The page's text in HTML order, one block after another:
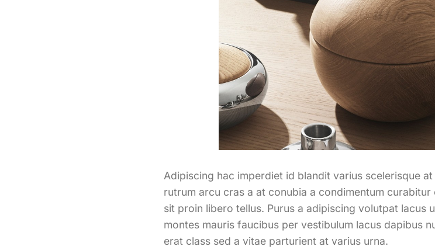
Adipiscing hac imperdiet id blandit varius scelerisque
rutrum arcu cras a at conubia a condimentum
sit proin libero tellus. Purus a adipiscing volutpat lacus
montes mauris faucibus per vestibulum lacus dapibus
erat class sed a vitae parturient at varius urna.